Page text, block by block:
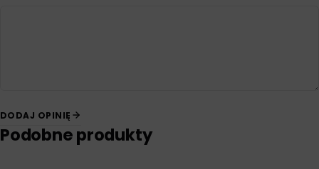
DODAJ OPINIĘ
Podobne produkty